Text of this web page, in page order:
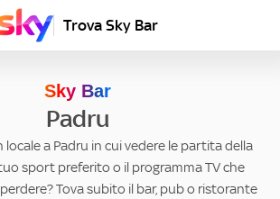
Trova Sky Bar
Sky Bar
Padru
locale a Padru in cui vedere le partita della
sport preferito o il programma TV che
Tova subito il bar, pub o ristorante